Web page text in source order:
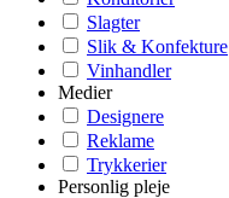
Slagter
Slik & Konfekture
Vinhandler
Medier
Designere
Reklame
Trykkerier
Personlig pleje